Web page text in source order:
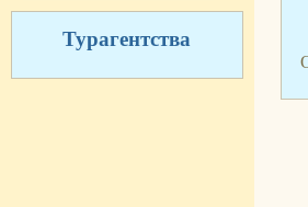
Турагентства